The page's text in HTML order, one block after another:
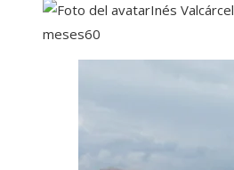
Inés Valcárcel
meses60